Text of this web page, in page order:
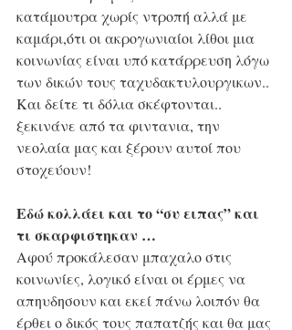
κατάμουτρα χωρίς ντροπή αλλά με
καμάρι,ότι οι ακρογωνιαίοι λίθοι μια
κοινωνίας είναι υπό κατάρρευση λόγω
των δικών τους ταχυδακτυλουργικων..
Και δείτε τι δόλια σκέφτονται..
ξεκινάνε από τα φιντανια, την
νεολαία μας και ξέρουν αυτοί που
στοχεύουν!
Εδώ κολλάει και το “συ ειπας” και
τι σκαρφιστηκαν …
Αφού προκάλεσαν μπαχαλο στις
κοινωνίες, λογικό είναι οι έρμες να
απηυδησουν και εκεί πάνω λοιπόν θα
έρθει ο δικός τους παπατζής και θα μας